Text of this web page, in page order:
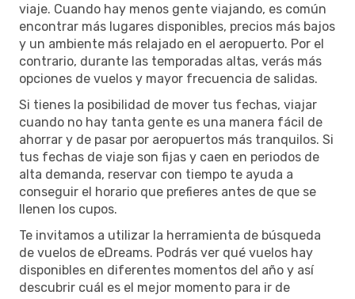
viaje. Cuando hay menos gente viajando, es común
encontrar más lugares disponibles, precios más bajos
y un ambiente más relajado en el aeropuerto. Por el
contrario, durante las temporadas altas, verás más
opciones de vuelos y mayor frecuencia de salidas.
Si tienes la posibilidad de mover tus fechas, viajar
cuando no hay tanta gente es una manera fácil de
ahorrar y de pasar por aeropuertos más tranquilos. Si
tus fechas de viaje son fijas y caen en periodos de
alta demanda, reservar con tiempo te ayuda a
conseguir el horario que prefieres antes de que se
llenen los cupos.
Te invitamos a utilizar la herramienta de búsqueda
de vuelos de eDreams. Podrás ver qué vuelos hay
disponibles en diferentes momentos del año y así
descubrir cuál es el mejor momento para ir de